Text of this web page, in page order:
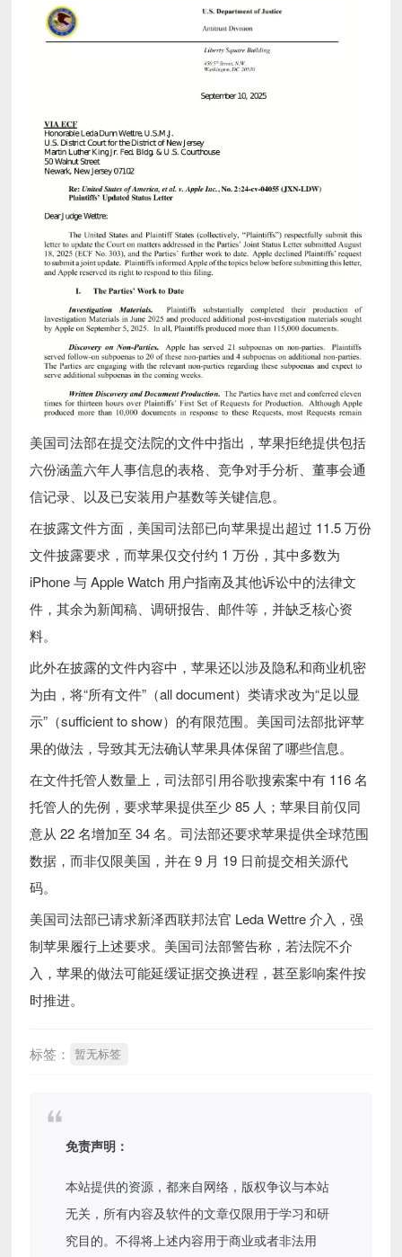
美国司法部在提交法院的文件中指出，苹果拒绝提供包括
六份涵盖六年人事信息的表格、竞争对手分析、董事会通
信记录、以及已安装用户基数等关键信息。
在披露文件方面，美国司法部已向苹果提出超过 11.5 万份
文件披露要求，而苹果仅交付约 1 万份，其中多数为
iPhone 与 Apple Watch 用户指南及其他诉讼中的法律文
件，其余为新闻稿、调研报告、邮件等，并缺乏核心资
料。
此外在披露的文件内容中，苹果还以涉及隐私和商业机密
为由，将“所有文件”（all document）类请求改为“足以显
示”（sufficient to show）的有限范围。美国司法部批评苹
果的做法，导致其无法确认苹果具体保留了哪些信息。
在文件托管人数量上，司法部引用谷歌搜索案中有 116 名
托管人的先例，要求苹果提供至少 85 人；苹果目前仅同
意从 22 名增加至 34 名。司法部还要求苹果提供全球范围
数据，而非仅限美国，并在 9 月 19 日前提交相关源代
码。
美国司法部已请求新泽西联邦法官 Leda Wettre 介入，强
制苹果履行上述要求。美国司法部警告称，若法院不介
入，苹果的做法可能延缓证据交换进程，甚至影响案件按
时推进。
标签： 暂无标签
免责声明：
本站提供的资源，都来自网络，版权争议与本站
无关，所有内容及软件的文章仅限用于学习和研
究目的。不得将上述内容用于商业或者非法用